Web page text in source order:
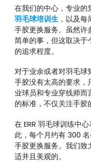
在我们的中心，专业
羽毛球培训生 ，以及
手胶更换服务。虽然许
简单的事，但这取决于
的追求程度。
对于业余或者对羽毛球
手胶没有太高的要求，
业球员和专业穿线师
的标准，不仅关注手胶
在 ERR 羽毛球训练中
此，每个月约有 300
手胶更换服务。我们致
适并且美观的。